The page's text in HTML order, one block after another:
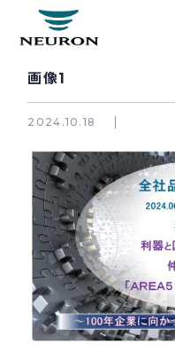
管路防災研究所
企業情報 Company
製品＆サービス
研究開発 R&D
画像1
2024.10.18